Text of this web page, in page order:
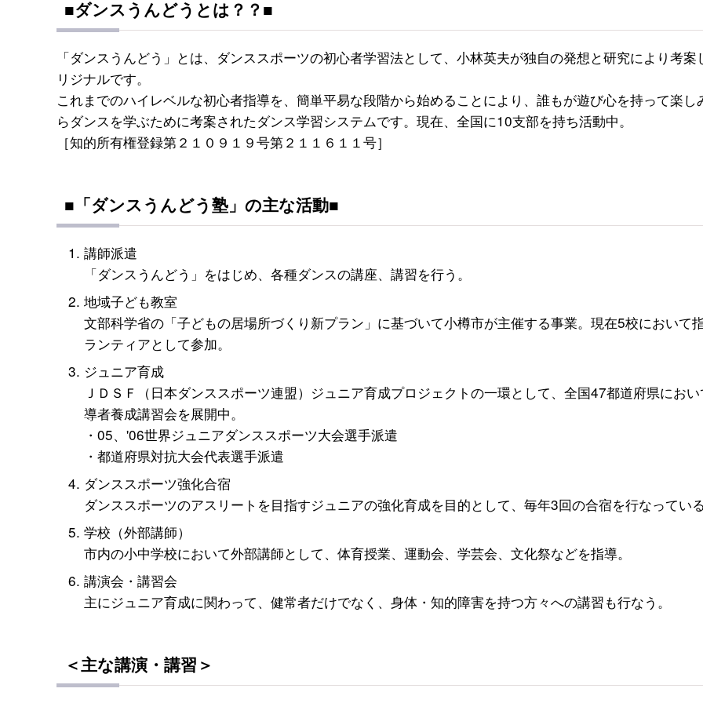
■ダンスうんどうとは？？■
「ダンスうんどう」とは、ダンススポーツの初心者学習法として、小林英夫が独自の発想と研究により考案
リジナルです。
これまでのハイレベルな初心者指導を、簡単平易な段階から始めることにより、誰もが遊び心を持って楽し
らダンスを学ぶために考案されたダンス学習システムです。現在、全国に10支部を持ち活動中。
［知的所有権登録第２１０９１９号第２１１６１１号］
■「ダンスうんどう塾」の主な活動■
講師派遣
「ダンスうんどう」をはじめ、各種ダンスの講座、講習を行う。
地域子ども教室
文部科学省の「子どもの居場所づくり新プラン」に基づいて小樽市が主催する事業。現在5校において
ランティアとして参加。
ジュニア育成
ＪＤＳＦ（日本ダンススポーツ連盟）ジュニア育成プロジェクトの一環として、全国47都道府県にお
導者養成講習会を展開中。
・05、'06世界ジュニアダンススポーツ大会選手派遣
・都道府県対抗大会代表選手派遣
ダンススポーツ強化合宿
ダンススポーツのアスリートを目指すジュニアの強化育成を目的として、毎年3回の合宿を行なっている
学校（外部講師）
市内の小中学校において外部講師として、体育授業、運動会、学芸会、文化祭などを指導。
講演会・講習会
主にジュニア育成に関わって、健常者だけでなく、身体・知的障害を持つ方々への講習も行なう。
＜主な講演・講習＞